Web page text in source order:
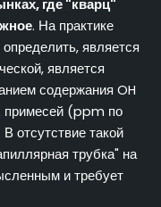
где "кварц"
. На практике
является
является
содержания OH
примесей (ppm по
отсутствие такой
трубка" на
и требует